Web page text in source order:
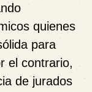
quienes
para
el contrario,
de jurados